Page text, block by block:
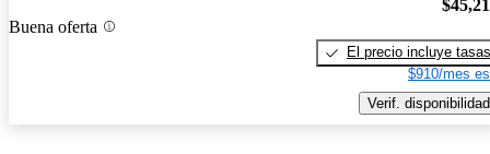
Buena oferta
El precio incluye tasas
$910/mes
Verif. disponibilidad